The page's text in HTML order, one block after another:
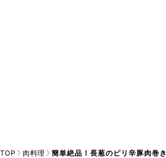
TOP 肉料理 簡単絶品！長葱のピリ辛豚肉巻き